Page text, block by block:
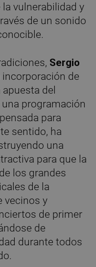
vulnerabilidad y
de un sonido
Sergio
incorporación de
del
programación
para
sentido, ha
una
para que la
los grandes
de la
vecinos y
de primer
de
durante todos